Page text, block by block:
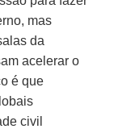
mas
da
acelerar o
é que
civil